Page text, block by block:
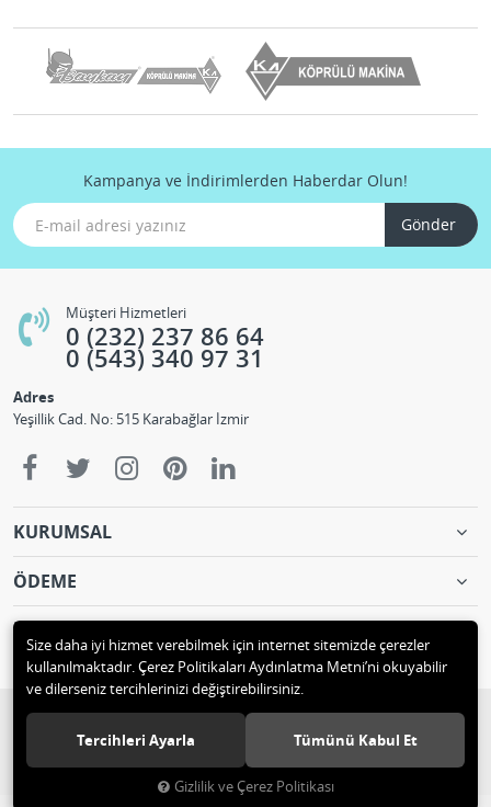
Kampanya ve İndirimlerden Haberdar Olun!
Gönder
Müşteri Hizmetleri
0 (232) 237 86 64
0 (543) 340 97 31
Adres
Yeşillik Cad. No: 515 Karabağlar İzmir
KURUMSAL
ÖDEME
İLETİŞİM
© 2018 KÖPRÜLÜ MAKİNA LTD. ŞTİ. Tüm hakları saklıdır.
Size daha iyi hizmet verebilmek için internet sitemizde çerezler
kullanılmaktadır. Çerez Politikaları Aydınlatma Metni’ni okuyabilir
ve dilerseniz tercihlerinizi değiştirebilirsiniz.
Tercihleri Ayarla Tümünü Kabul Et
Gizlilik ve Çerez Politikası